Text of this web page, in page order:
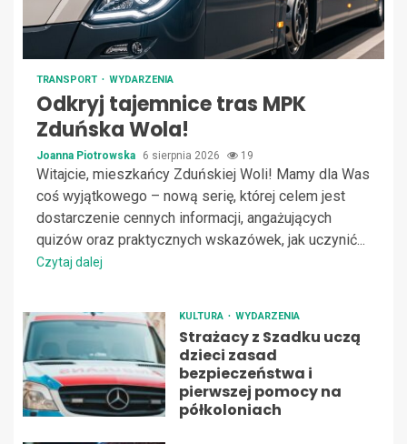
TRANSPORT WYDARZENIA
Odkryj tajemnice tras MPK
Zduńska Wola!
Joanna Piotrowska 6 sierpnia 2026 19
Witajcie, mieszkańcy Zduńskiej Woli! Mamy dla Was
coś wyjątkowego – nową serię, której celem jest
dostarczenie cennych informacji, angażujących
quizów oraz praktycznych wskazówek, jak uczynić...
Czytaj dalej
KULTURA WYDARZENIA
Strażacy z Szadku uczą
dzieci zasad
bezpieczeństwa i
pierwszej pomocy na
półkoloniach